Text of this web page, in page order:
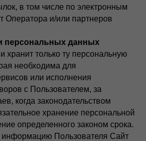
в том числе по электронным
Оператора и/или партнеров
персональных данных
хранит только ту персональную
необходима для
или исполнения
с Пользователем, за
когда законодательством
хранение персональной
определенного законом срока.
Пользователя Сайт